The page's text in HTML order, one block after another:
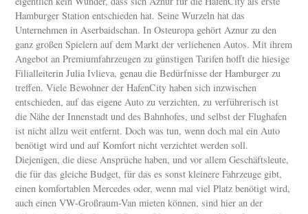
Hamburger Station entschieden hat. Seine Wurzeln hat das
Unternehmen in Aserbaidschan. In Osteuropa gehört Aznur zu den
ganz großen Spielern auf dem Markt der verliehenen Autos. Mit ihrem
Angebot an Premiumfahrzeugen zu günstigen Tarifen hofft die hiesige
Filialleiterin Julia Ivlieva, genau die Bedürfnisse der Hamburger zu
treffen. Viele Bewohner der HafenCity haben sich inzwischen
entschieden, auf das eigene Auto zu verzichten, zu verführerisch ist
die Nähe der Innenstadt und des Bahnhofes, und selbst der Flughafen
ist nicht allzu weit entfernt. Doch was tun, wenn doch mal ein Auto
benötigt wird und auf Komfort nicht verzichtet werden soll.
Diejenigen, die diese Ansprüche haben, und vor allem Geschäftsleute,
die für das gleiche Budget, für das es sonst kleinere Fahrzeuge gibt,
einen komfortablen Mercedes oder, wenn mal viel Platz benötigt wird,
auch einen VW-Großraum-Van mieten können, sind hier an der